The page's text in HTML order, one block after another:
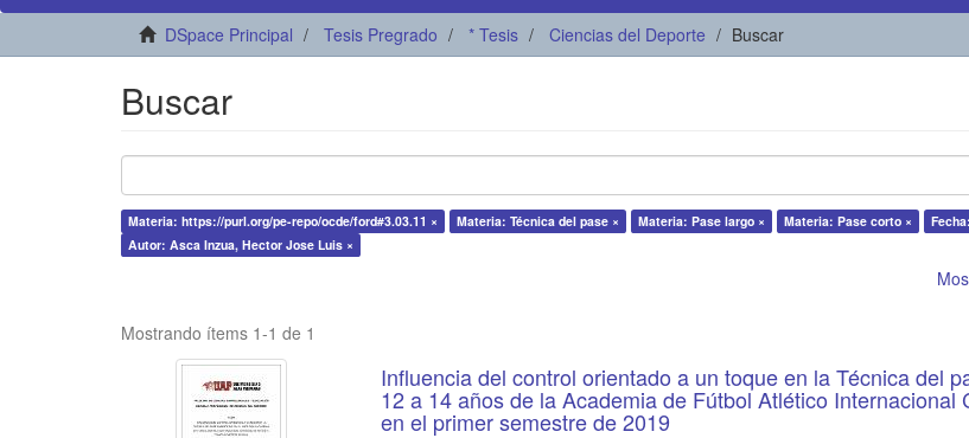
DSpace Principal Tesis Pregrado * Tesis Ciencias del Deporte Buscar
Buscar
Materia: https://purl.org/pe-repo/ocde/ford#3.03.11 × Materia: Técnica del pase × Materia: Pase largo × Materia: Pase corto ×
Autor: Asca Inzua, Hector Jose Luis ×
Mostrando ítems 1-1 de 1
Influencia del control orientado a un toque en la Técnica del
12 a 14 años de la Academia de Fútbol Atlético Internacional
en el primer semestre de 2019